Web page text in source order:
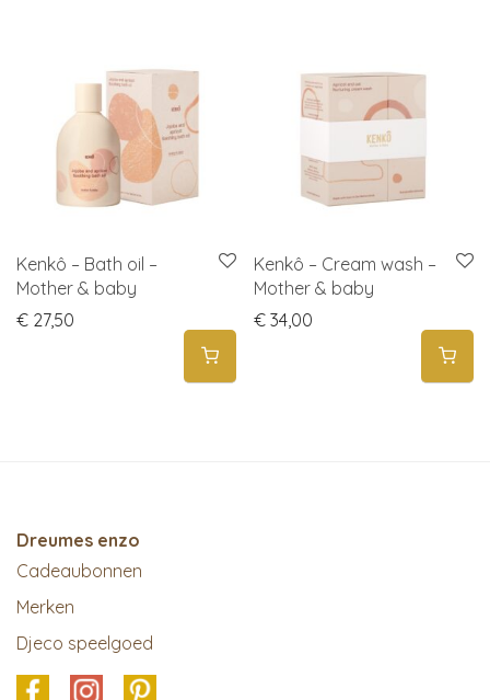
Kenkô – Bath oil –
Mother & baby
€ 27,50
Kenkô – Cream wash –
Mother & baby
€ 34,00
Dreumes enzo
Cadeaubonnen
Merken
Djeco speelgoed